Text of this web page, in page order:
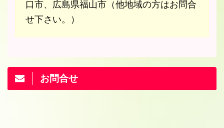
口市、広島県福山市（他地域の方はお問合
せ下さい。）
お問合せ